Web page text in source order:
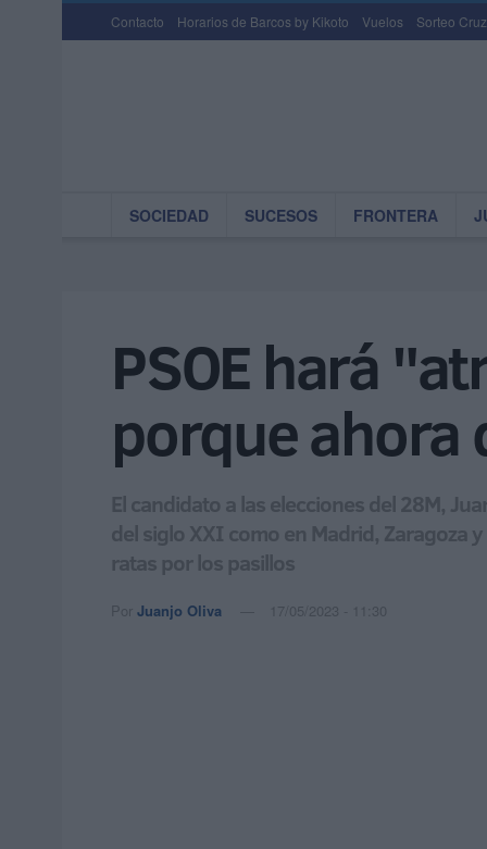
Contacto Horarios de Barcos by Kikoto Vuelos Sorteo
SOCIEDAD SUCESOS FRONTERA
PSOE hará
porque ahora
El candidato a las elecciones del 28M,
del siglo XXI como en Madrid, Zaragoza
ratas por los pasillos
Por Juanjo Oliva 17/05/2023 - 11:30